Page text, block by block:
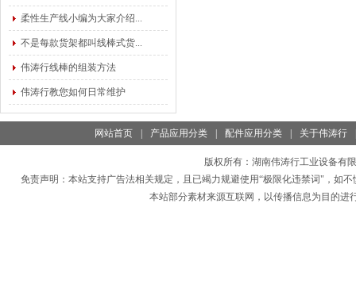
柔性生产线小编为大家介绍...
不是每款货架都叫线棒式货...
伟涛行线棒的组装方法
伟涛行教您如何日常维护
网站首页 产品应用分类 配件应用分类 关于伟涛行
版权所有： 湖南伟涛行工业设备有
免责声明：本站支持广告法相关规定，且已竭力规避使用“极限化违禁词"，如
本站部分素材来源互联网，以传播信息为目的